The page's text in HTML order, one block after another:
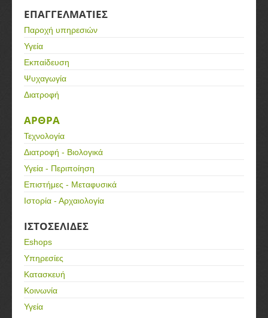
ΕΠΑΓΓΕΛΜΑΤΙΕΣ
Παροχή υπηρεσιών
Υγεία
Εκπαίδευση
Ψυχαγωγία
Διατροφή
ΑΡΘΡΑ
Τεχνολογία
Διατροφή - Βιολογικά
Υγεία - Περιποίηση
Επιστήμες - Μεταφυσικά
Ιστορία - Αρχαιολογία
ΙΣΤΟΣΕΛΙΔΕΣ
Eshops
Υπηρεσίες
Κατασκευή
Κοινωνία
Υγεία